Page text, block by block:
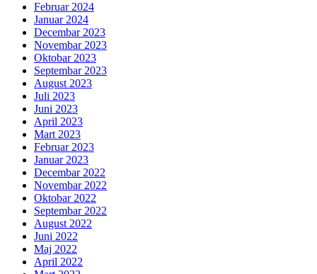
Februar 2024
Januar 2024
Decembar 2023
Novembar 2023
Oktobar 2023
Septembar 2023
August 2023
Juli 2023
Juni 2023
April 2023
Mart 2023
Februar 2023
Januar 2023
Decembar 2022
Novembar 2022
Oktobar 2022
Septembar 2022
August 2022
Juni 2022
Maj 2022
April 2022